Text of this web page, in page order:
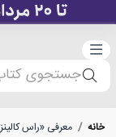
دسته‌بندی
جستجوی
خانه / معرفی «راس